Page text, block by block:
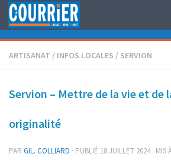
Au dessous du contenu
ARTISANAT / INFOS LOCALES / SERVION
Servion – Mettre de la vie et de
originalité
PAR GIL. COLLIARD · PUBLIÉ 18 JUILLET 2024· MIS